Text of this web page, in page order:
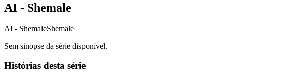
AI - Shemale
AI - ShemaleShemale
Sem sinopse da série disponível.
Histórias desta série